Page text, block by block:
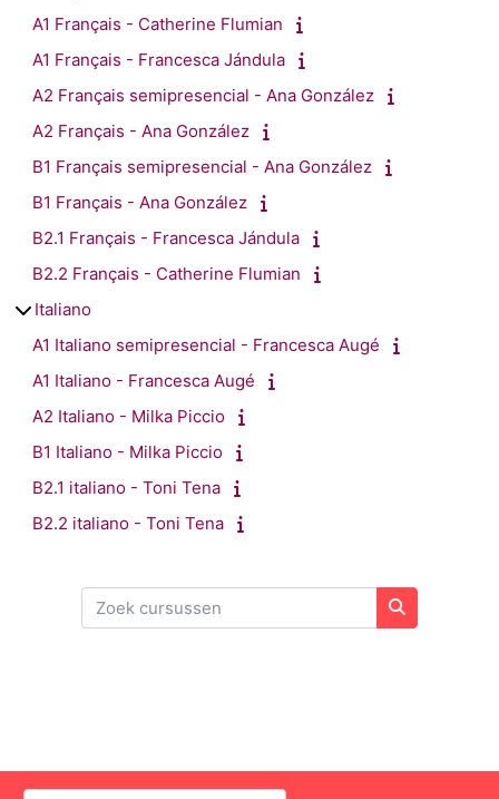
A1 Français - Catherine Flumian
A1 Français - Francesca Jándula
A2 Français semipresencial - Ana González
A2 Français - Ana González
B1 Français semipresencial - Ana González
B1 Français - Ana González
B2.1 Français - Francesca Jándula
B2.2 Français - Catherine Flumian
Italiano
A1 Italiano semipresencial - Francesca Augé
A1 Italiano - Francesca Augé
A2 Italiano - Milka Piccio
B1 Italiano - Milka Piccio
B2.1 italiano - Toni Tena
B2.2 italiano - Toni Tena
Zoek cursussen
Zoek